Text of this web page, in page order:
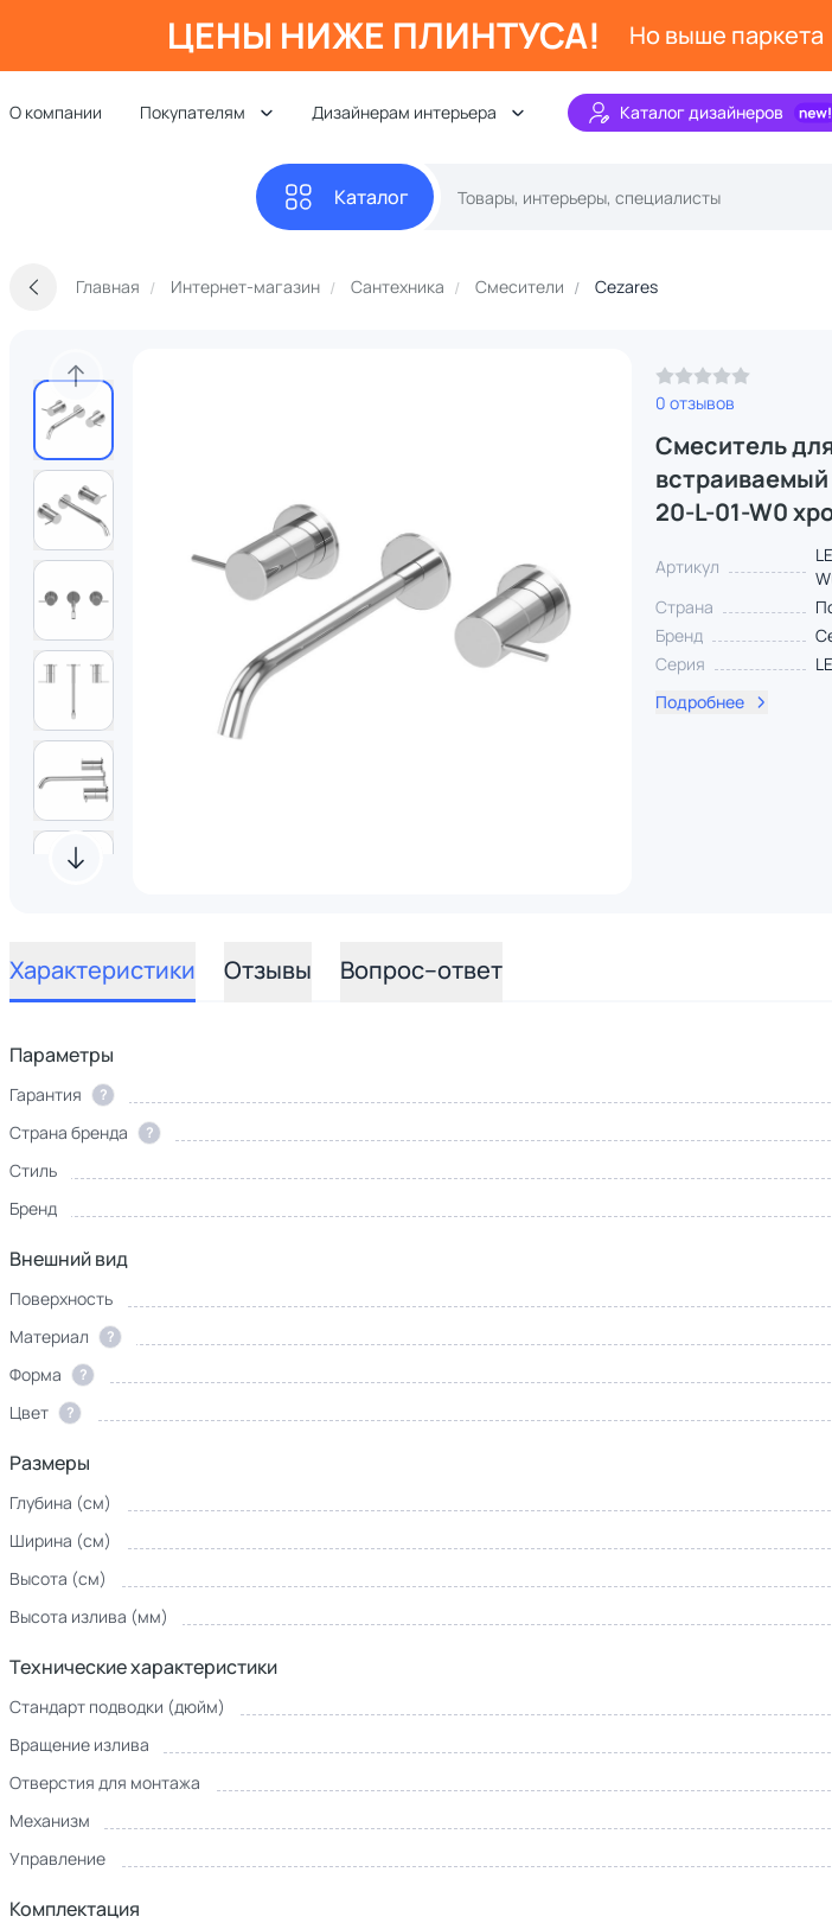
ЦЕНЫ НИЖЕ ПЛИНТУСА! Но выше паркета
О компании Покупателям Дизайнерам интерьера Каталог дизайнеров
Каталог
Главная Интернет-магазин Сантехника Смесители Cezares
0 отзывов
Смеситель
встраиваемый
20-L-01-W0
Артикул
Страна
Бренд
Серия
Подробнее
Характеристики Отзывы Вопрос–ответ
Параметры
Гарантия ?
Страна бренда
?
Стиль
Бренд
Внешний вид
Поверхность
Материал
?
Форма
?
Цвет
?
Размеры
Глубина (см)
Ширина (см)
Высота (см)
Высота излива (мм)
Технические характеристики
Стандарт подводки (дюйм)
Вращение излива
Отверстия для монтажа
Механизм
Управление
Комплектация